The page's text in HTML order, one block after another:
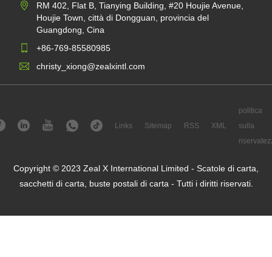
RM 402, Flat B, Tianying Building, #20 Houjie Avenue,
Houjie Town, città di Dongguan, provincia del
Guangdong, Cina
+86-769-85580985
christy_xiong@zealxintl.com
Links Sitemap RSS XML
politica
sulla
Copyright © 2023 Zeal X International Limited - Scatole di carta,
sacchetti di carta, buste postali di carta - Tutti i diritti riservati.